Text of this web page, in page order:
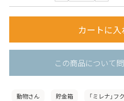
この商品について
動物さん 貯金箱 「ミレナ」